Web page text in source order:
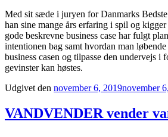
Med sit sæde i juryen for Danmarks
han sine mange års erfaring i spil og
gode beskrevne business case har fulgt
intentionen bag samt hvordan man
business casen og tilpasse den undervejs i
gevinster kan høstes.
Udgivet den november 6, 2019november
VANDVENDER vender